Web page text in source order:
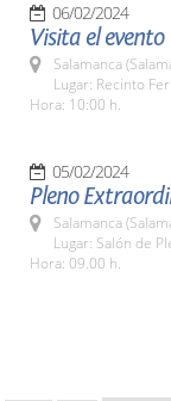
06/02/2024
Visita el
Salamanca
Lugar: Recinto
Hora: 10:00 h.
05/02/2024
Pleno
Salamanca
Lugar: Salón de
Hora: 09.00 h.